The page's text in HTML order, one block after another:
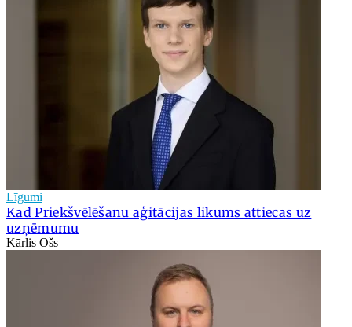
Līgumi
Kad Priekšvēlēšanu aģitācijas likums attiecas uz
uzņēmumu
Kārlis Ošs